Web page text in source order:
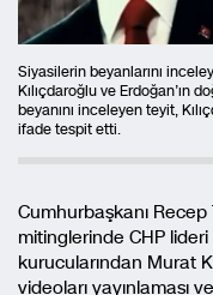
Siyasilerin beyanlarını
Kılıçdaroğlu ve Erdoğan’ın
beyanını inceleyen teyit,
ifade tespit etti.
Cumhurbaşkanı Recep
mitinglerinde CHP lideri
kurucularından Murat
videoları yayınlaması